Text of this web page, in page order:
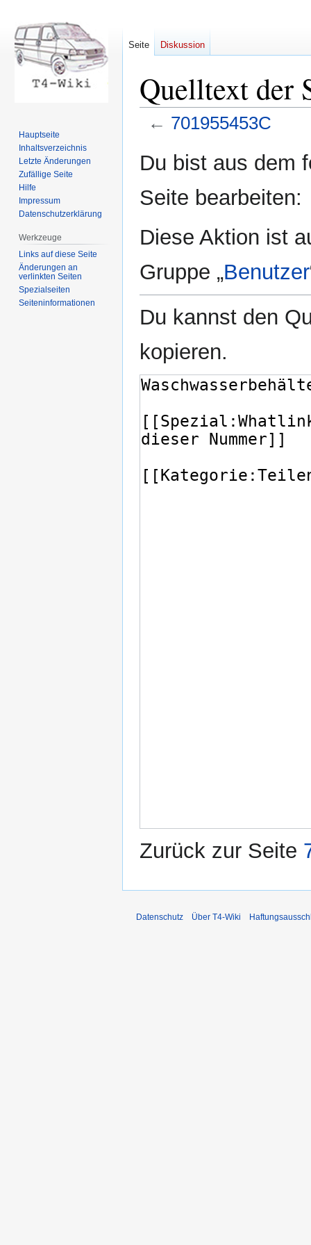
Quelltext der
← 701955453C
Navigation
Suche
Du bist aus dem
Seite bearbeiten:
Diese Aktion ist
Gruppe „Benutzer
Du kannst den
kopieren.
Zurück zur Seite
Seite Diskussion
Hauptseite
Inhaltsverzeichnis
Letzte Änderungen
Zufällige Seite
Hilfe
Impressum
Datenschutzerklärung
Werkzeuge
Links auf diese Seite
Änderungen an
verlinkten Seiten
Spezialseiten
Seiten­informationen
Datenschutz Über T4-Wiki